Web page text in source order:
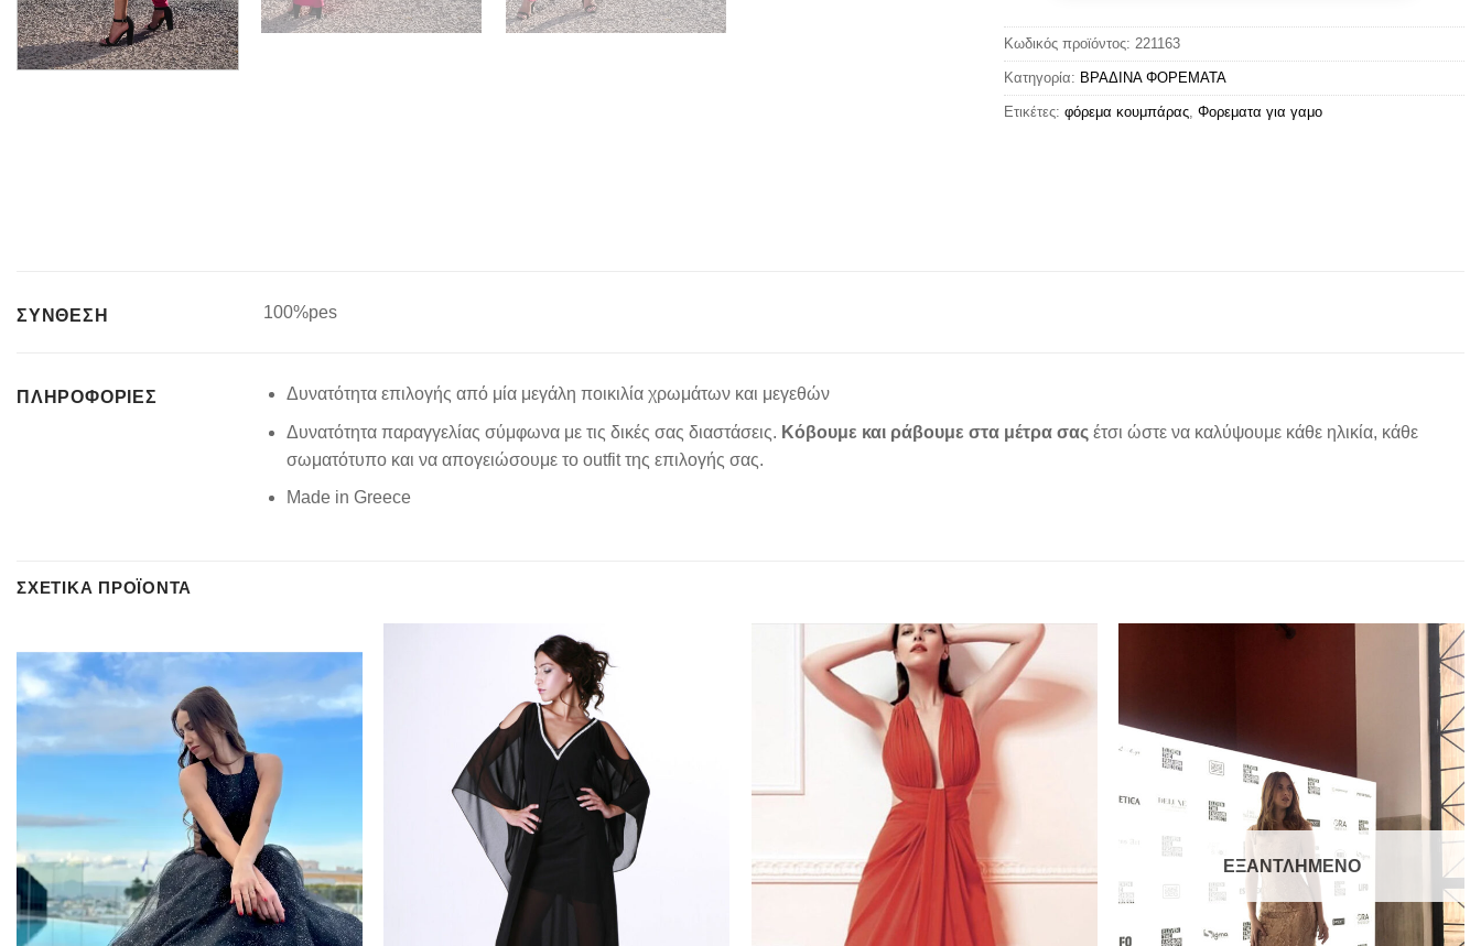
Κωδικός προϊόντος: 221163
Κατηγορία: ΒΡΑΔΙΝΑ ΦΟΡΕΜΑΤΑ
Ετικέτες: φόρεμα κουμπάρας, Φορεματα για γαμο
ΣΥΝΘΕΣΗ 100%pes
ΠΛΗΡΟΦΟΡΊΕΣ Δυνατότητα επιλογής από μία μεγάλη ποικιλία χρωμάτων και μεγεθών
Δυνατότητα παραγγελίας σύμφωνα με τις δικές σας διαστάσεις. Κόβουμε και ράβουμε στα μέτρα σας έτσι ώστε να καλύψουμε κάθε ηλικία, κάθε
σωματότυπο και να απογειώσουμε το outfit της επιλογής σας.
Made in Greece
ΣΧΕΤΙΚΆ ΠΡΟΪΌΝΤΑ
Add to
wishlist
Add to
Add to
wishlist
ΕΞΑΝΤΛΗΜΈΝΟ